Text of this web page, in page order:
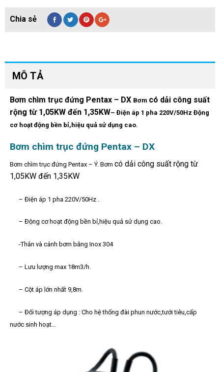
MÔ TẢ
Bơm chìm trục đứng Pentax – DX Bơm có dải công suất
rộng từ 1,05KW đến 1,35KW– Điện áp 1 pha 220V/50Hz Động
cơ hoạt động bền bỉ,hiệu quả sử dụng cao.
Bơm chìm trục đứng Pentax – DX
Bơm chìm trục đứng Pentax – Ý. Bơm có dải công suất rộng từ
1,05KW đến 1,35KW
– Điện áp 1 pha 220V/50Hz .
– Động cơ hoạt động bền bỉ,hiệu quả sử dụng cao.
-Thân và cánh bơm bằng Inox 304
– Lưu lượng max 18m3/h.
– Cột áp lớn nhất 9,8m.
– Đối tượng áp dụng : Cho hệ thống đài phun nước,tưới tiêu,cấp
nước sinh hoạt…